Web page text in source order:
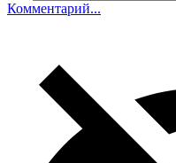
Комментарий...